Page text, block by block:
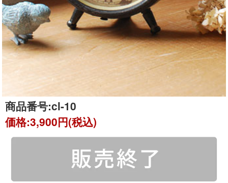
商品番号:cl-10
価格:3,900円(税込)